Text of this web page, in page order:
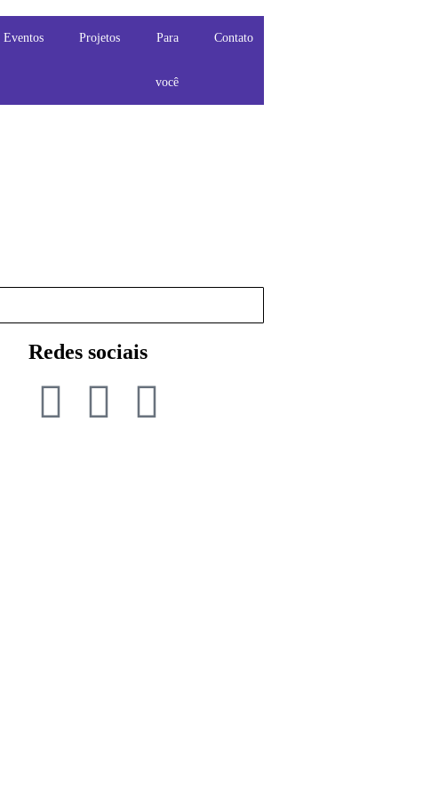
Eventos Projetos Para
você
Contato
Redes sociais